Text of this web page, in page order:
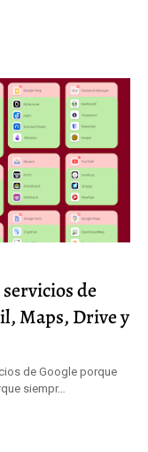
de
Maps, Drive y
de Google porque
siempr…